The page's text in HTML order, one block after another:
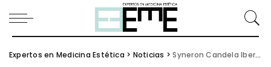
Expertos en Medicina Estética > Noticias >Syneron Candela Iberia, nuevo récord con un crecimiento del 25% en el 2º trimestre del año